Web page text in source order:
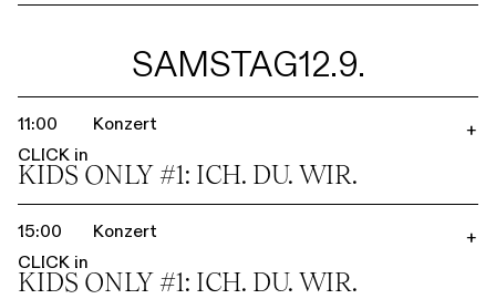
SAMSTAG12.9.
11:00
Konzert
CLICK in
KIDS ONLY #1: ICH. DU. WIR.
+
15:00
Konzert
CLICK in
KIDS ONLY #1: ICH. DU. WIR.
+